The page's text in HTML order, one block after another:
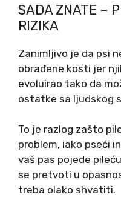
SADA ZNATE –
RIZIKA
Zanimljivo je da psi
obrađene kosti jer
evoluirao tako da
ostatke sa ljudskog
To je razlog zašto
problem, iako pseći
vaš pas pojede
se pretvoti u
treba olako shvatiti.